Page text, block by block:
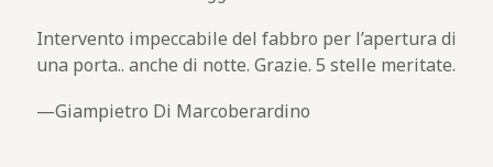
Intervento impeccabile del fabbro per l’apertura di
una porta.. anche di notte. Grazie. 5 stelle meritate.
Giampietro Di Marcoberardino